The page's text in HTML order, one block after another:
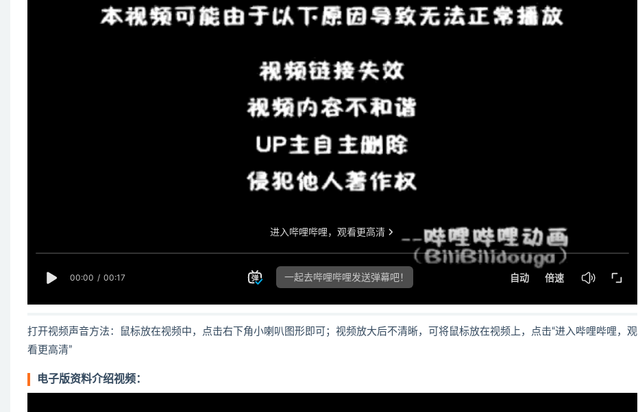
打开视频声音方法：鼠标放在视频中，点击右下角小喇叭图形即可；视频放大后不清晰，可将鼠标放在视频上，点击“进入哔哩哔哩，观
看更高清”
电子版资料介绍视频：